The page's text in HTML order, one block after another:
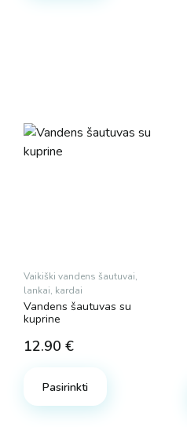
Vaikiški vandens šautuvai,
lankai, kardai
Vandens šautuvas su
kuprine
12.90 €
Pasirinkti